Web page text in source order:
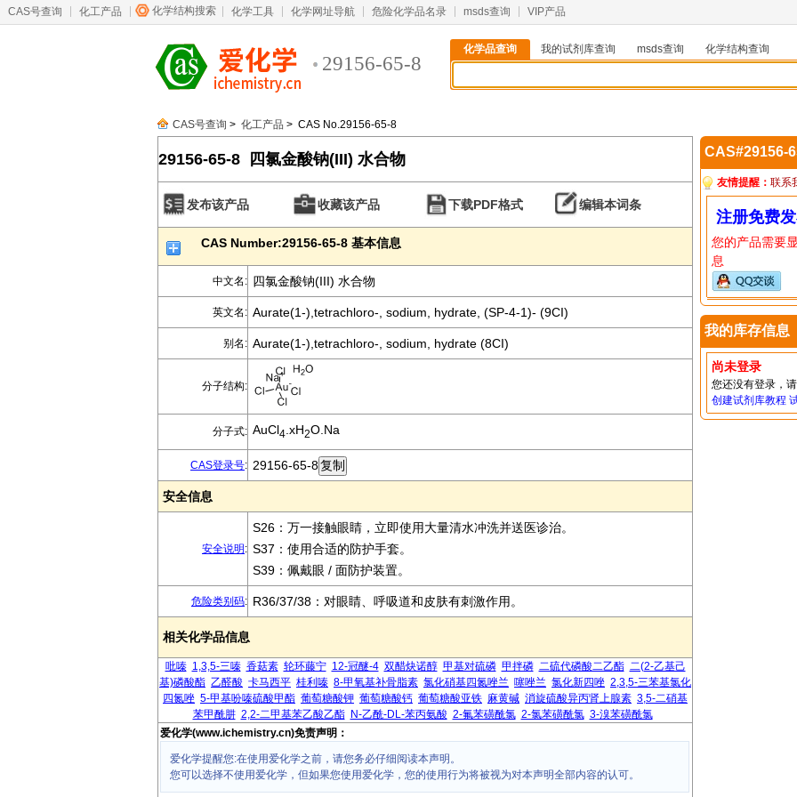
CAS号查询 化工产品 化学结构搜索 化学工具 化学网址导航 危险化学品名录 msds查询 VIP产品
29156-65-8
化学品查询 我的试剂库查询 msds查询
化学结构查询
CAS号查询 > 化工产品 > CAS No.29156-65-8
29156-65-8 四氯金酸钠(III) 水合物
发布该产品 收藏该产品 下载PDF格式 编辑本词条
CAS Number:29156-65-8 基本信息
中文名: 四氯金酸钠(III) 水合物
英文名: Aurate(1-),tetrachloro-, sodium, hydrate, (SP-4-1)- (9CI)
别名: Aurate(1-),tetrachloro-, sodium, hydrate (8CI)
分子结构:
分子式: AuCl4 .xH2O.Na
CAS登录号: 29156-65-8
安全信息
安全说明 :
S26：万一接触眼睛，立即使用大量清水冲洗并送医诊治。
S37：使用合适的防护手套。
S39：佩戴眼 / 面防护装置。
危险类别码: R36/37/38：对眼睛、呼吸道和皮肤有刺激作用。
相关化学品信息
吡嗪 1,3,5-三嗪 香菇素 轮环藤宁 12-冠醚-4 双醋炔诺醇 甲基对硫磷 甲拌磷 二硫代磷酸二乙酯 二(2-乙基己
基)磷酸酯 乙醛酸 卡马西平 桂利嗪 8-甲氧基补骨脂素 氯化硝基四氮唑兰 噻唑兰 氯化新四唑 2,3,5-三苯基氯化
四氮唑 5-甲基吩嗪硫酸甲酯 葡萄糖酸钾 葡萄糖酸钙 葡萄糖酸亚铁 麻黄碱 消旋硫酸异丙肾上腺素 3,5-二硝基
苯甲酰肼 2,2-二甲基苯乙酸乙酯 N-乙酰-DL-苯丙氨酸 2-氟苯磺酰氯 2-氯苯磺酰氯 3-溴苯磺酰氯
爱化学(www.ichemistry.cn)免责声明：
爱化学提醒您:在使用爱化学之前，请您务必仔细阅读本声明。
您可以选择不使用爱化学，但如果您使用爱化学，您的使用行为将被视为对本声明全部内容的认可。
CAS#29156-
友情提醒： 联系
注册免费
您的产品需要
息
我的库存信息
尚未登录
您还没有登录，
创建试剂库教程